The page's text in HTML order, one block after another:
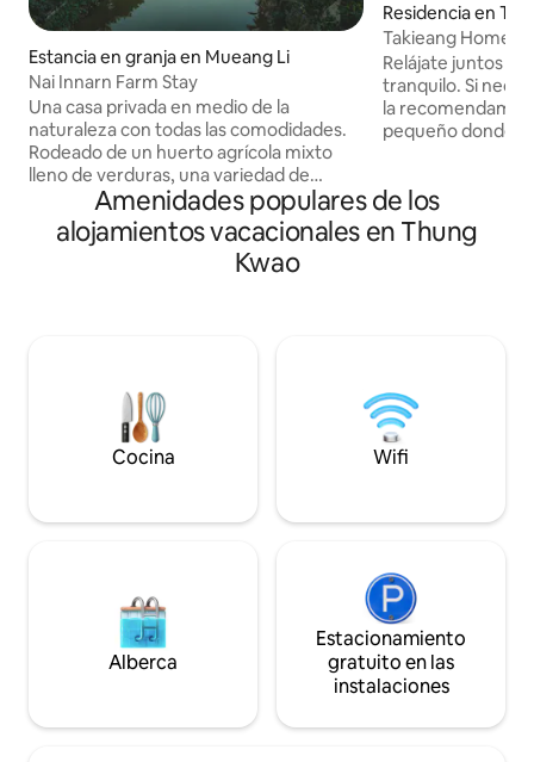
Estancia en granja en Mueang Li
Nai Innarn Farm Stay
Una casa privada en medio de la
naturaleza con todas las comodidades.
Rodeado de un huerto agrícola mixto
lleno de verduras, una variedad de
frutas, una vista del estanque de peces
en el patio, la atmósfera del vertedero,
mantener el agua fluyendo al final de
Finn y mucho más esperando a que la
(Wat Khu Ba Noi) - Templo de Bo Kaew,
ver los murales de metal - Lugar de
niebla a la cabeza de la ciudad de Lee -
Pueblo pesquero Pak Nai (balsa al otro
Residencia en
Takieang
Relájate juntos
tranquilo. Si
la
pequeño donde
la casa, o puedes
día. Por la mañana, cuando te despiertas,
puedes escuchar
tren. Solo tienes
solicitud.
Amenidades populares de los
alojamientos vacacionales en Thung
Kwao
Cocina Wifi
Alberca
Estacionamiento
gratuito en las
instalaciones